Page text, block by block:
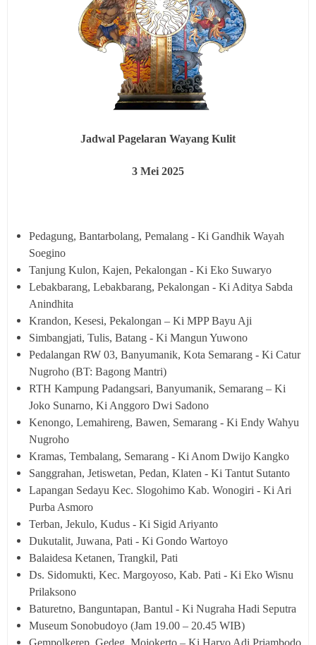
Jadwal Pagelaran Wayang Kulit
3 Mei 2025
Pedagung, Bantarbolang, Pemalang - Ki Gandhik Wayah
Soegino
Tanjung Kulon, Kajen, Pekalongan - Ki Eko Suwaryo
Lebakbarang, Lebakbarang, Pekalongan - Ki Aditya Sabda
Anindhita
Krandon, Kesesi, Pekalongan – Ki MPP Bayu Aji
Simbangjati, Tulis, Batang - Ki Mangun Yuwono
Pedalangan RW 03, Banyumanik, Kota Semarang - Ki Catur
Nugroho (BT: Bagong Mantri)
RTH Kampung Padangsari, Banyumanik, Semarang – Ki
Joko Sunarno, Ki Anggoro Dwi Sadono
Kenongo, Lemahireng, Bawen, Semarang - Ki Endy Wahyu
Nugroho
Kramas, Tembalang, Semarang - Ki Anom Dwijo Kangko
Sanggrahan, Jetiswetan, Pedan, Klaten - Ki Tantut Sutanto
Lapangan Sedayu Kec. Slogohimo Kab. Wonogiri - Ki Ari
Purba Asmoro
Terban, Jekulo, Kudus - Ki Sigid Ariyanto
Dukutalit, Juwana, Pati - Ki Gondo Wartoyo
Balaidesa Ketanen, Trangkil, Pati
Ds. Sidomukti, Kec. Margoyoso, Kab. Pati - Ki Eko Wisnu
Prilaksono
Baturetno, Banguntapan, Bantul - Ki Nugraha Hadi Seputra
Museum Sonobudoyo (Jam 19.00 – 20.45 WIB)
Gempolkerep, Gedeg, Mojokerto – Ki Haryo Adi Priambodo